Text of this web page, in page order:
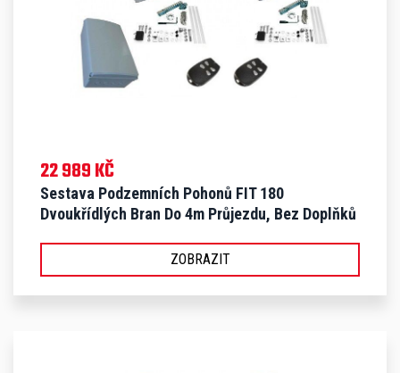
22 989 KČ
Sestava Podzemních Pohonů FIT 180
Dvoukřídlých Bran Do 4m Průjezdu, Bez Doplňků
ZOBRAZIT